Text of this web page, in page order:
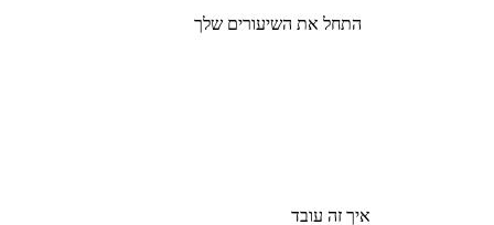
התחל את השיעורים שלך
איך זה עובד